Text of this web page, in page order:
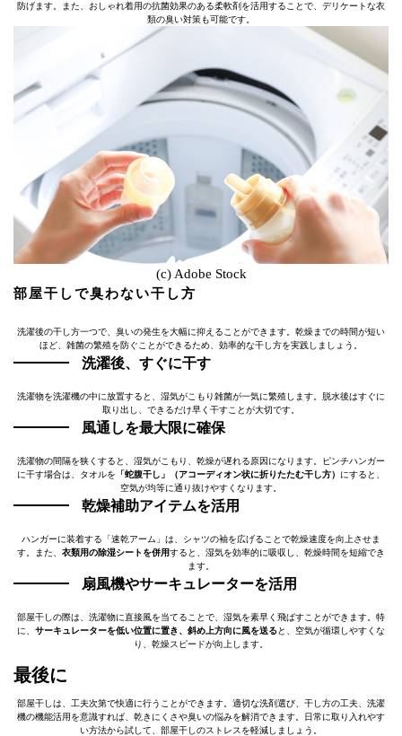
防げます。また、おしゃれ着用の抗菌効果のある柔軟剤を活用することで、デリケートな衣
類の臭い対策も可能です。
(c) Adobe Stock
部屋干しで臭わない干し方
洗濯後の干し方一つで、臭いの発生を大幅に抑えることができます。乾燥までの時間が短い
ほど、雑菌の繁殖を防ぐことができるため、効率的な干し方を実践しましょう。
洗濯後、すぐに干す
洗濯物を洗濯機の中に放置すると、湿気がこもり雑菌が一気に繁殖します。脱水後はすぐに
取り出し、できるだけ早く干すことが大切です。
風通しを最大限に確保
洗濯物の間隔を狭くすると、湿気がこもり、乾燥が遅れる原因になります。ピンチハンガー
に干す場合は、タオルを 「蛇腹干し」（アコーディオン状に折りたたむ干し方） にすると、
空気が均等に通り抜けやすくなります。
乾燥補助アイテムを活用
ハンガーに装着する「速乾アーム」は、シャツの袖を広げることで乾燥速度を向上させま
す。また、 衣類用の除湿シートを併用すると、湿気を効率的に吸収し、乾燥時間を短縮でき
ます。
扇風機やサーキュレーターを活用
部屋干しの際は、洗濯物に直接風を当てることで、湿気を素早く飛ばすことができます。特
に、 サーキュレーターを低い位置に置き、斜め上方向に風を送る と、空気が循環しやすくな
り、乾燥スピードが向上します。
最後に
部屋干しは、工夫次第で快適に行うことができます。適切な洗剤選び、干し方の工夫、洗濯
機の機能活用を意識すれば、乾きにくさや臭いの悩みを解消できます。日常に取り入れやす
い方法から試して、部屋干しのストレスを軽減しましょう。